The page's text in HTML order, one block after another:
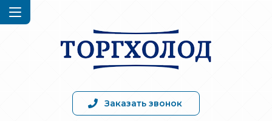
Заказать звонок